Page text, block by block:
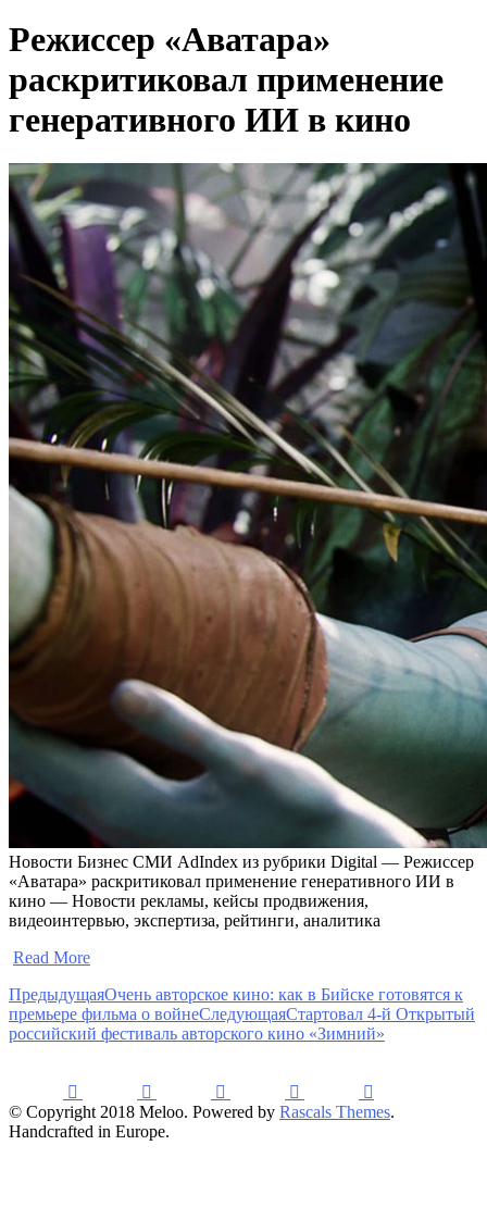
Режиссер «Аватара»
раскритиковал применение
генеративного ИИ в кино
Новости Бизнес СМИ AdIndex из рубрики Digital — Режиссер
«Аватара» раскритиковал применение генеративного ИИ в
кино — Новости рекламы, кейсы продвижения,
видеоинтервью, экспертиза, рейтинги, аналитика
Read More
ПредыдущаяОчень авторское кино: как в Бийске готовятся к
премьере фильма о войнеСледующаяСтартовал 4-й Открытый
российский фестиваль авторского кино «Зимний»
© Copyright 2018 Meloo. Powered by Rascals Themes.
Handcrafted in Europe.